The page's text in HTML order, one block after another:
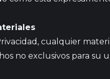
cualquier
no exclusivos para su